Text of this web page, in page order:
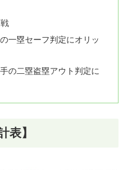
一塁セーフ判定にオリッ
の二塁盗塁アウト判定に
表】